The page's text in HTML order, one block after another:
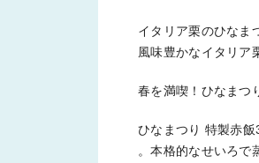
イタリア栗のひなま
風味豊かなイタリア
春を満喫！ひなまつ
ひなまつり 特製赤
。本格的なせいろで